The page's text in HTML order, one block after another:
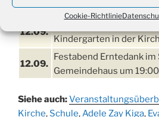
Cookie-Richtlinie
Gemeindehaus um
12.09.
Kindergarten in der
12.09.
Festabend Erntedank
Gemeindehaus um
13.09.
Stadtteilhaus um 14:00
Siehe auch:
Kirche, Schule,Adele Zay Kiga,